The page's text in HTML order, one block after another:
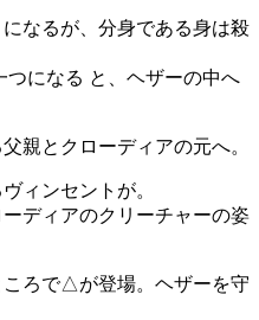
なるが、分身である身は殺
つになる と、ヘザーの中へ
親とクローディアの元へ。
ィンセントが。
ディアのクリーチャーの姿
ろで△が登場。ヘザーを守